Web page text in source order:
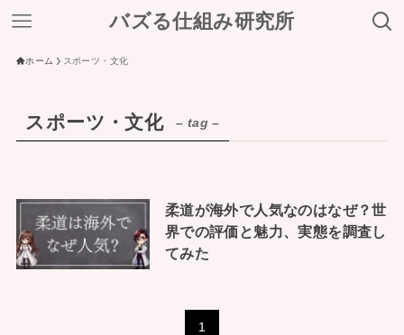
バズる仕組み研究所
ホーム スポーツ・文化
スポーツ・文化 – tag –
柔道が海外で人気なのはなぜ？世
界での評価と魅力、実態を調査し
てみた
1